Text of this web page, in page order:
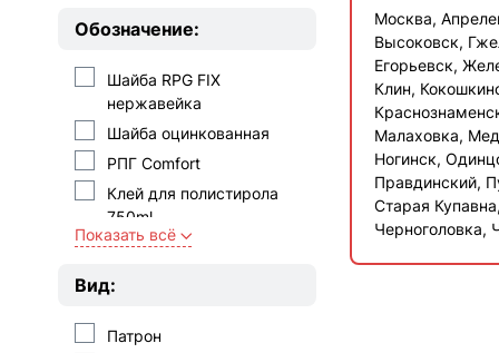
Москва,
Высоковск,
Егорьевск,
Клин,
Малаховка,
Ногинск,
Правдинский,
Старая
Черноголовка,
Бор
Авангард КЗ
Ржев
РР Девелопмент
Основа-М
Колдиз
Калита
барашек
для пористых блоков и
плит
самовыравнивающаяся
Гидрофобизатор
пароизоляция
для предварительного
Обозначение:
Шайба RPG FIX
нержавейка
Шайба оцинкованная
PПГ Comfort
Клей для полистирола
750ml
РПГ Comfort Wellness
ПК
ПБ
Показать всё
Вид:
Патрон